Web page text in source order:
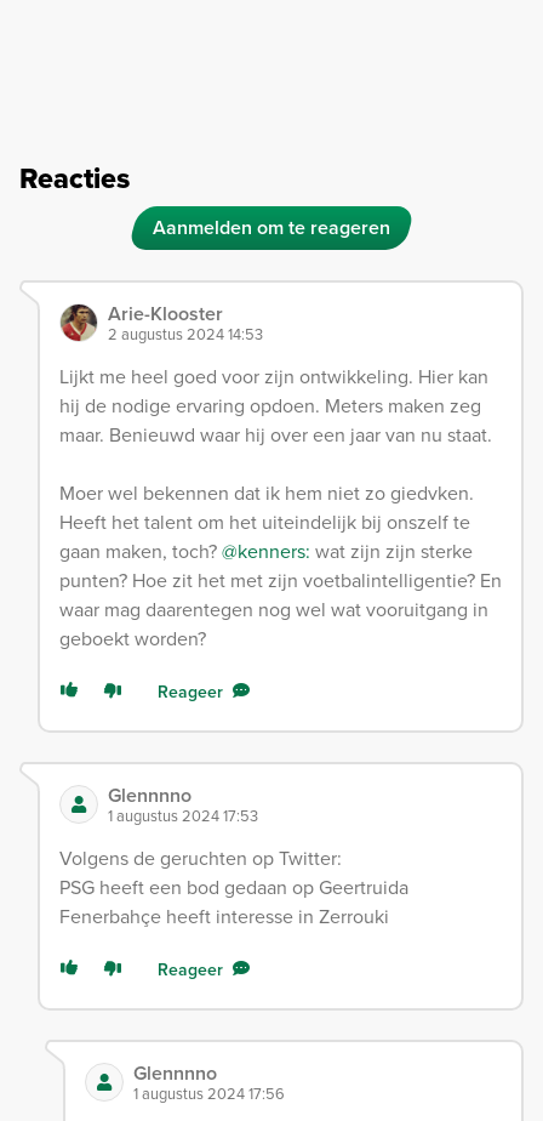
Reacties
Aanmelden om te reageren
Arie-Klooster
2 augustus 2024 14:53
Lijkt me heel goed voor zijn ontwikkeling. Hier kan
hij de nodige ervaring opdoen. Meters maken zeg
maar. Benieuwd waar hij over een jaar van nu staat.
Moer wel bekennen dat ik hem niet zo giedvken.
Heeft het talent om het uiteindelijk bij onszelf te
gaan maken, toch?@kenners: wat zijn zijn sterke
punten? Hoe zit het met zijn voetbalintelligentie? En
waar mag daarentegen nog wel wat vooruitgang in
geboekt worden?
Reageer
Glennnno
1 augustus 2024 17:53
Volgens de geruchten op Twitter:
PSG heeft een bod gedaan op Geertruida
Fenerbahçe heeft interesse in Zerrouki
Reageer
Glennnno
1 augustus 2024 17:56